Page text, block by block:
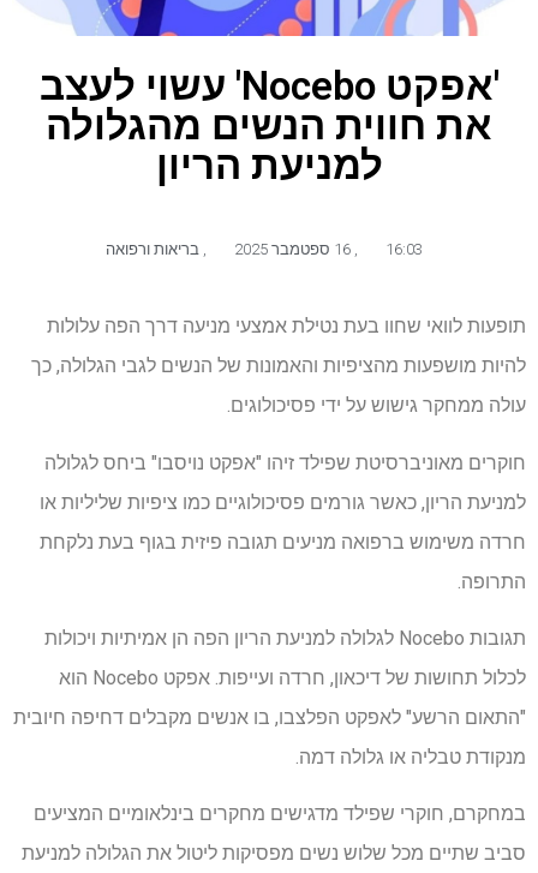
'אפקט Nocebo' עשוי לעצב
את חווית הנשים מהגלולה
למניעת הריון
16:03 בריאות ורפואה
תופעות לוואי שחוו בעת נטילת אמצעי מניעה דרך הפה עלולות
להיות מושפעות מהציפיות והאמונות של הנשים לגבי הגלולה, כך
עולה ממחקר גישוש על ידי פסיכולוגים.
חוקרים מאוניברסיטת שפילד זיהו "אפקט נויסבו" ביחס לגלולה
למניעת הריון, כאשר גורמים פסיכולוגיים כמו ציפיות שליליות או
חרדה משימוש ברפואה מניעים תגובה פיזית בגוף בעת נלקחת
התרופה.
תגובות Nocebo לגלולה למניעת הריון הפה הן אמיתיות ויכולות
לכלול תחושות של דיכאון, חרדה ועייפות. אפקט Nocebo הוא
"התאום הרשע" לאפקט הפלצבו, בו אנשים מקבלים דחיפה חיובית
מנקודת טבליה או גלולה דמה.
במחקרם, חוקרי שפילד מדגישים מחקרים בינלאומיים המציעים
סביב שתיים מכל שלוש נשים מפסיקות ליטול את הגלולה למניעת